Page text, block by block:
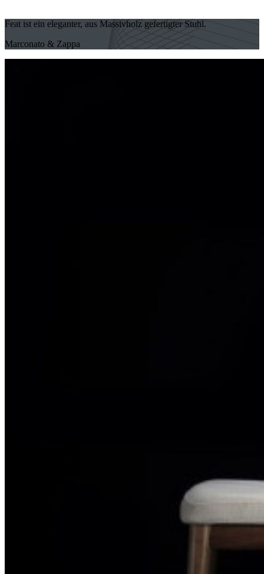
Feat ist ein eleganter, aus Massivholz gefertigter Stuhl.
Marconato & Zappa